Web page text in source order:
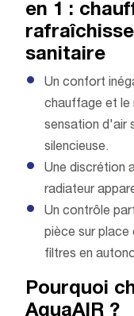
en 1 :
sanitaire
Un confort
chauffage et le
sensation d'air
silencieuse.
Une discrétion
radiateur
Un contrôle
pièce sur
filtres en
Pourquoi